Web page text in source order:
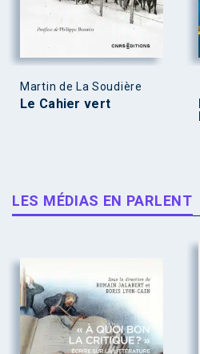
Martin de La Soudière
Le Cahier vert
LES MÉDIAS EN PARLENT